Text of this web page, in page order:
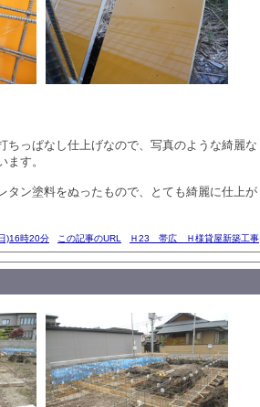
ちっぱなし仕上げなので、写真のような綺麗な
す。
タン塗料をぬったもので、とても綺麗に仕上が
)16時20分 この記事のURL Ｈ23 帯広 Ｈ様貸屋新築工事